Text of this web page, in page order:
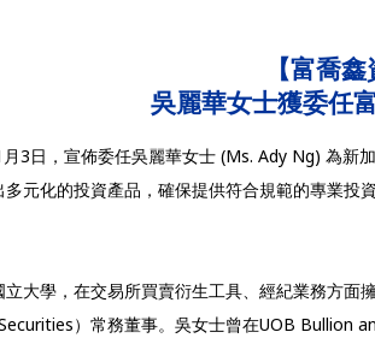
【富喬
吳麗華女士獲委任
3日，宣佈委任吳麗華女士 (Ms. Ady Ng) 為
元化的投資產品，確保提供符合規範的專業投資
大學，在交易所買賣衍生工具、經紀業務方
）常務董事。吳女士曾在UOB Bullion